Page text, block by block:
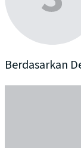
Berdasarkan